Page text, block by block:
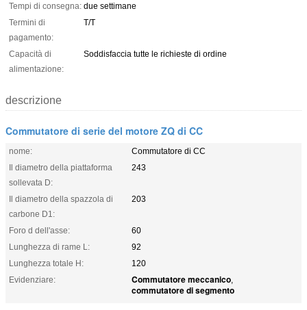
Tempi di consegna: due settimane
Termini di
pagamento:
T/T
Capacità di
alimentazione:
Soddisfaccia tutte le richieste di ordine
descrizione
Commutatore di serie del motore ZQ di CC
nome:
Commutatore di CC
Il diametro della piattaforma
sollevata D:
243
Il diametro della spazzola di
carbone D1:
203
Foro d dell'asse:
60
Lunghezza di rame L:
92
Lunghezza totale H:
120
Evidenziare:
Commutatore meccanico,
commutatore di segmento